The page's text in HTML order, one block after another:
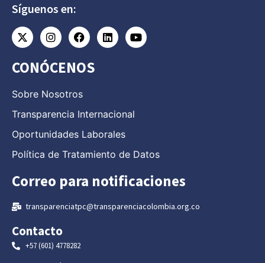
Síguenos en:
CONÓCENOS
Sobre Nosotros
Transparencia Internacional
Oportunidades Laborales
Política de Tratamiento de Datos
Correo para notificaciones
transparenciatpc@transparenciacolombia.org.co
Contacto
+57 (601) 4778282